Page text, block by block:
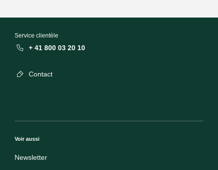
Service clientèle
+ 41 800 03 20 10
Contact
Voir aussi
Newsletter